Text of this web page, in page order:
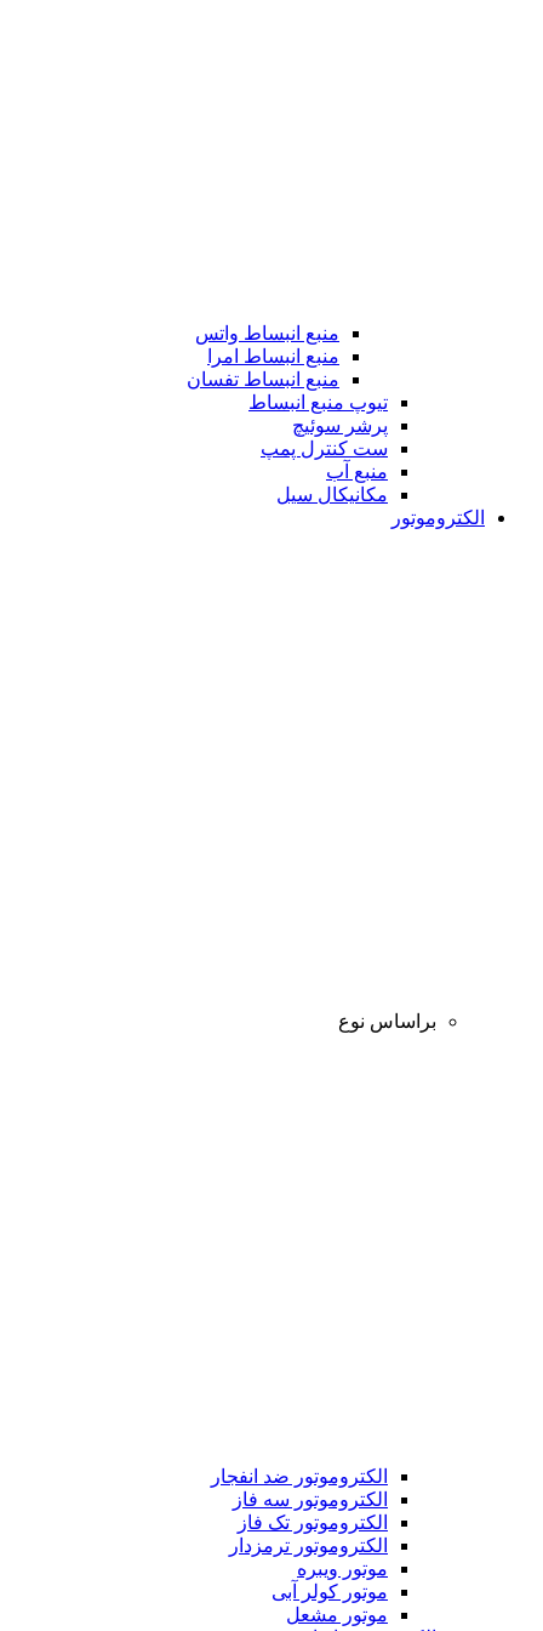
منبع انبساط واتس
منبع انبساط امرا
منبع انبساط تفسان
تیوپ منبع انبساط
پرشر سوئیچ
ست کنترل پمپ
منبع آب
مکانیکال سیل
الکتروموتور
براساس نوع
الکتروموتور ضد انفجار
الکتروموتور سه فاز
الکتروموتور تک فاز
الکتروموتور ترمزدار
موتور ویبره
موتور کولر آبی
موتور مشعل